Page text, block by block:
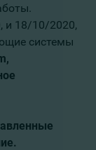
и 18/10/2020,
системы